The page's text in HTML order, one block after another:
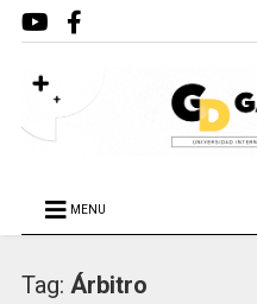
MENU
Tag: Árbitro